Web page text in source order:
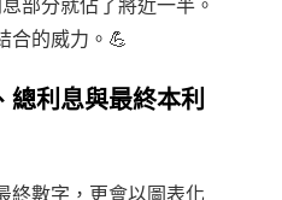
部分就佔了將近一半。
合的威力。💪
總利息與最終本利
終數字，更會以圖表化